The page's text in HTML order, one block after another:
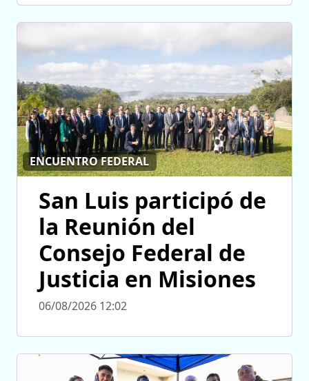
ENCUENTRO FEDERAL
San Luis participó de
la Reunión del
Consejo Federal de
Justicia en Misiones
06/08/2026 12:02